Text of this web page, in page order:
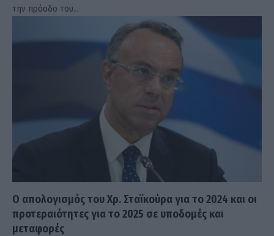
την πρόοδο του…
Ο απολογισμός του Χρ. Σταϊκούρα για το 2024 και οι
προτεραιότητες για το 2025 σε υποδομές και
μεταφορές